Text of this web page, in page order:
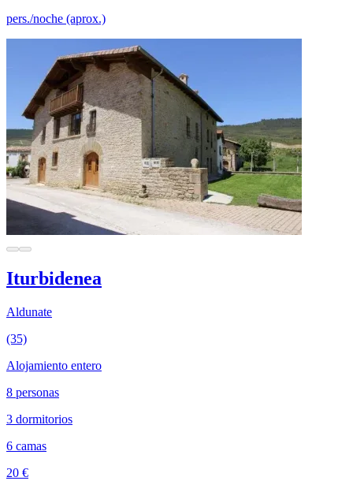
pers./noche (aprox.)
Iturbidenea
Aldunate
(35)
Alojamiento entero
8 personas
3 dormitorios
6 camas
20 €